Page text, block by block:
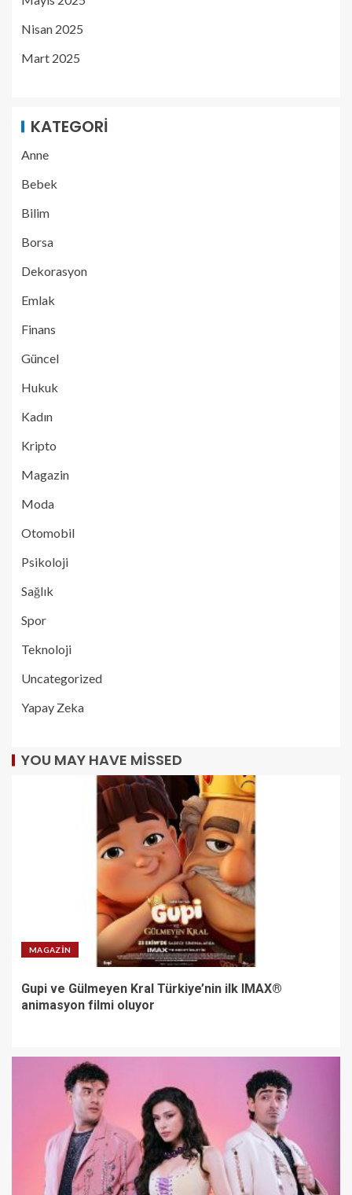
Nisan 2025
Mart 2025
KATEGORI
Anne
Bebek
Bilim
Borsa
Dekorasyon
Emlak
Finans
Güncel
Hukuk
Kadın
Kripto
Magazin
Moda
Otomobil
Psikoloji
Sağlık
Spor
Teknoloji
Uncategorized
Yapay Zeka
YOU MAY HAVE MISSED
MAGAZIN
Gupi ve Gülmeyen Kral Türkiye’nin ilk IMAX®
animasyon filmi oluyor